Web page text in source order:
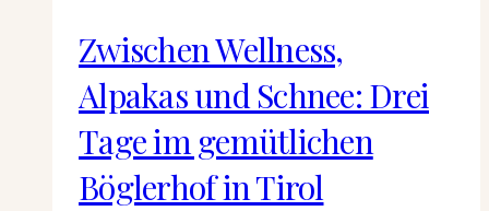
Zwischen Wellness,
Alpakas und Schnee: Drei
Tage im gemütlichen
Böglerhof in Tirol